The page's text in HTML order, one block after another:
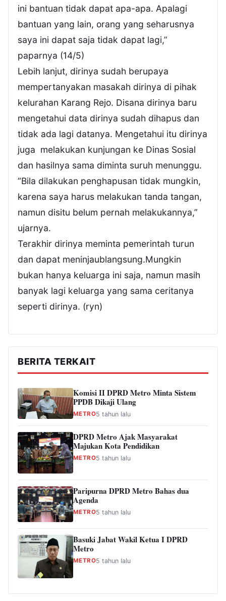
ini bantuan tidak dapat apa-apa. Apalagi
bantuan yang lain, orang yang seharusnya
saya ini dapat saja tidak dapat lagi,”
paparnya (14/5)
Lebih lanjut, dirinya sudah berupaya
mempertanyakan masakah dirinya di pihak
kelurahan Karang Rejo. Disana dirinya baru
mengetahui data dirinya sudah dihapus dan
tidak ada lagi datanya. Mengetahui itu dirinya
juga melakukan kunjungan ke Dinas Sosial
dan hasilnya sama diminta suruh menunggu.
“Bila dilakukan penghapusan tidak mungkin,
karena saya harus melakukan tanda tangan,
namun disitu belum pernah melakukannya,”
ujarnya.
Terakhir dirinya meminta pemerintah turun
dan dapat meninjaublangsung.Mungkin
bukan hanya keluarga ini saja, namun masih
banyak lagi keluarga yang sama ceritanya
seperti dirinya. (ryn)
BERITA TERKAIT
Komisi II DPRD Metro Minta Sistem
PPDB Dikaji Ulang
METRO5 tahun lalu
DPRD Metro Ajak Masyarakat
Majukan Kota Pendidikan
METRO5 tahun lalu
Paripurna DPRD Metro Bahas dua
Agenda
METRO5 tahun lalu
Basuki Jabat Wakil Ketua I DPRD
Metro
METRO5 tahun lalu